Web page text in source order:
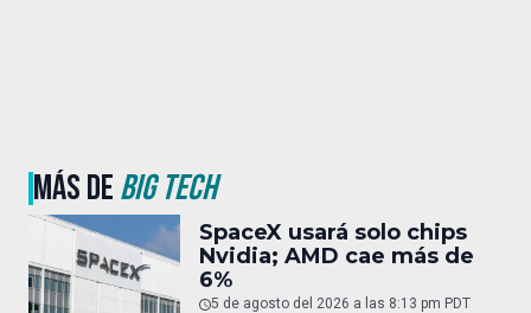
MÁS DEBIG TECH
SpaceX usará solo chips
Nvidia; AMD cae más de
6%
5 de agosto del 2026 a las 8:13 pm PDT